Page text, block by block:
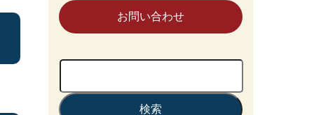
お問い合わせ
索: